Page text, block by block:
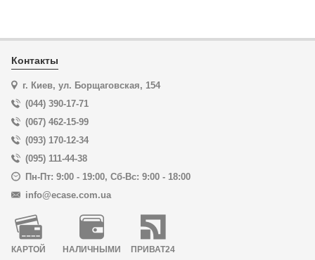
Контакты
г. Киев, ул. Борщаговская, 154
(044) 390-17-71
(067) 462-15-99
(093) 170-12-34
(095) 111-44-38
Пн-Пт: 9:00 - 19:00, Сб-Вс: 9:00 - 18:00
info@ecase.com.ua
КАРТОЙ НАЛИЧНЫМИ ПРИВАТ24